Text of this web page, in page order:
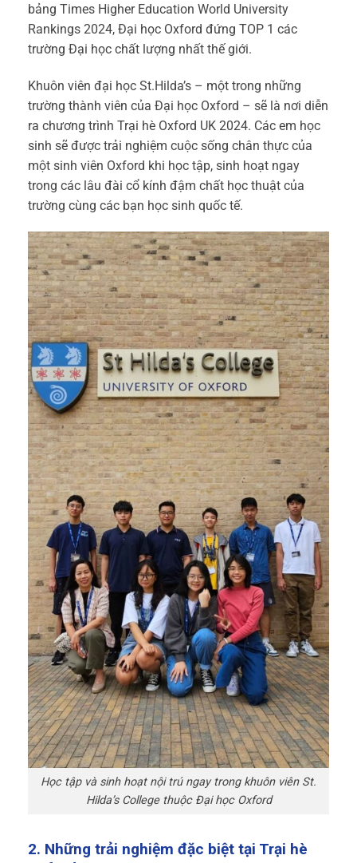
bảng Times Higher Education World University
Rankings 2024, Đại học Oxford đứng TOP 1 các
trường Đại học chất lượng nhất thế giới.
Khuôn viên đại học St.Hilda’s – một trong những
trường thành viên của Đại học Oxford – sẽ là nơi diễn
ra chương trình Trại hè Oxford UK 2024. Các em học
sinh sẽ được trải nghiệm cuộc sống chân thực của
một sinh viên Oxford khi học tập, sinh hoạt ngay
trong các lâu đài cổ kính đậm chất học thuật của
trường cùng các bạn học sinh quốc tế.
Học tập và sinh hoạt nội trú ngay trong khuôn viên St.
Hilda’s College thuộc Đại học Oxford
2. Những trải nghiệm đặc biệt tại Trại hè